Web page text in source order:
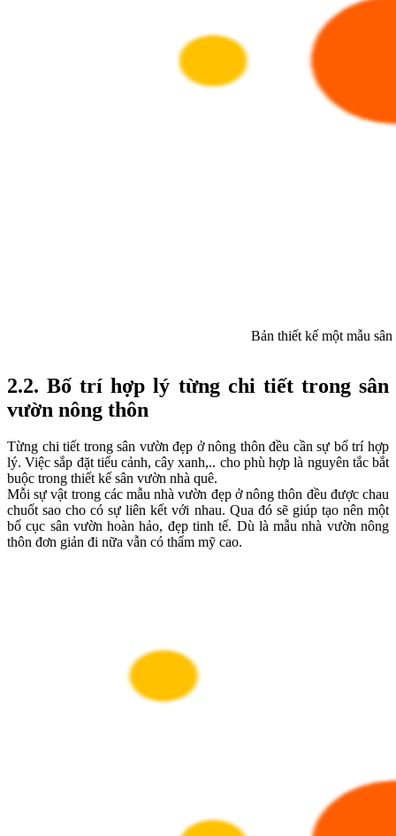
Bản thiết kế một mẫu
2.2. Bố trí hợp lý từng chi tiết trong sân
vườn nông thôn
Từng chi tiết trong sân vườn đẹp ở nông thôn đều cần sự bố trí hợp
lý. Việc sắp đặt tiểu cảnh, cây xanh,.. cho phù hợp là nguyên tắc bắt
buộc trong thiết kế sân vườn nhà quê.
Mỗi sự vật trong các mẫu nhà vườn đẹp ở nông thôn đều được chau
chuốt sao cho có sự liên kết với nhau. Qua đó sẽ giúp tạo nên một
bố cục sân vườn hoàn hảo, đẹp tinh tế. Dù là mẫu nhà vườn nông
thôn đơn giản đi nữa vẫn có thẩm mỹ cao.